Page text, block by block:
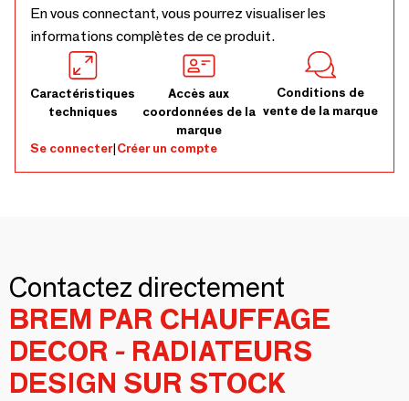
En vous connectant, vous pourrez visualiser les
informations complètes de ce produit.
Caractéristiques
techniques
Accès aux
coordonnées de la
marque
Conditions de
vente de la marque
Se connecter|Créer un compte
Contactez directement
BREM PAR CHAUFFAGE
DECOR - RADIATEURS
DESIGN SUR STOCK